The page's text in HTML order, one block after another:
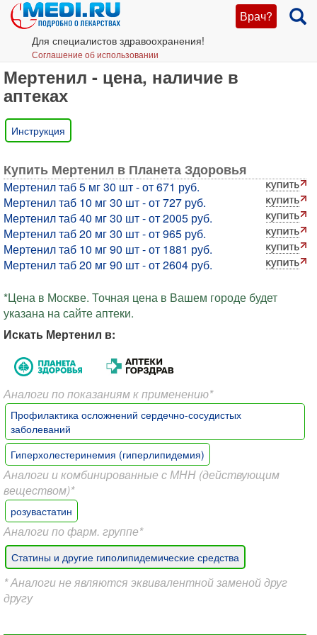
Врач?
Для специалистов здравоохранения!
Соглашение об использовании
Мертенил - цена, наличие в
аптеках
Инструкция
Купить Мертенил в Планета Здоровья
Мертенил таб 5 мг 30 шт - от 671 руб.
Мертенил таб 10 мг 30 шт - от 727 руб.
Мертенил таб 40 мг 30 шт - от 2005 руб.
Мертенил таб 20 мг 30 шт - от 965 руб.
Мертенил таб 10 мг 90 шт - от 1881 руб.
Мертенил таб 20 мг 90 шт - от 2604 руб.
*Цена в Москве. Точная цена в Вашем городе будет
указана на сайте аптеки.
Искать Мертенил в:
Аналоги по показаниям к применению*
Профилактика осложнений сердечно-сосудистых
заболеваний
Гиперхолестеринемия (гиперлипидемия)
Аналоги и комбинированные с МНН (действующим
веществом)*
розувастатин
Аналоги по фарм. группе*
Статины и другие гиполипидемические средства
* Аналоги не являются эквивалентной заменой друг
другу